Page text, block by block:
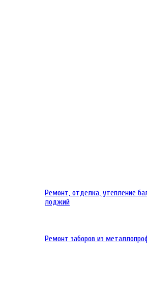
Ремонт, отделка, утепление
лоджий
Ремонт заборов из